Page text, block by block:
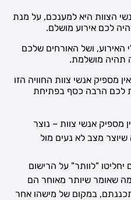
הצוות היא למענכם, על מנת
לכם אירוע מושלם.
האירוע, ושל האורחים שלכם
תהיה מושלמת.
מספיק אנשי צוות החוויה הזו
לכם הרבה כסף בפתיחת
מספיק אנשי צוות – נוצר
מצב לא נעים מול
"לוותר" על הרישום
מה שאומר שיותר מאוחר הם
במקום של מישהו אחר